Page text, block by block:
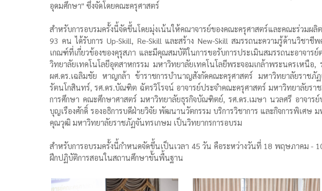
อุดมศึกษา" ซึ่งจัดโดยคณะครุศาสตร์
สำหรับการอบรมครั้งนี้จัดขึ้นโดยมุ่งเน้นให้คณาจารย์ของคณะครุศาสตร์และคณะร่ว
93 คน ได้รับการ Up-Skill, Re-Skill และสร้าง New-Skill สมรรถนะความรู้ด้านวิช
เกณฑ์ที่เกี่ยวข้องของคุรุสภา และมีคุณสมบัติในการขอรับการประเมินสมรรถนะอาจา
วิทยาลัยเทคโนโลยีอุตสาหกรรม มหาวิทยาลัยเทคโนโลยีพระจอมเกล้าพระนครเหนื
ผศ.ดร.เฉลิมชัย หาญกล้า ข้าราชการบำนาญสังกัดคณะครุศาสตร์ มหาวิทยาลัยราชภั
รัตนโกสินทร์, รศ.ดร.บัณฑิต ฉัตรวิโรจน์ อาจารย์ประจำคณะครุศาสตร์ มหาวิทยาลัยร
การศึกษา คณะศึกษาศาสตร์ มหาวิทยาลัยธุรกิจบัณฑิตย์, รศ.ดร.เมษา นวลศรี อาจา
บุญเรืองศักดิ์ รองอธิการบดีฝ่ายวิจัย พัฒนานวัตกรรม บริการวิชาการ และกิจการพิเศ
คุณวุฒิ มหาวิทยาลัยราชภัฏจันทรเกษม เป็นวิทยากรการอบรม
สำหรับการอบรมครั้งนี้กำหนดจัดขึ้นเป็นเวลา 45 วัน คือระหว่างวันที่ 18 พฤษภาคม -
ฝึกปฏิบัติการสอนในสถานศึกษาขั้นพื้นฐาน